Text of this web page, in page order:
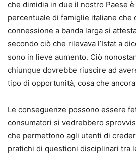
che dimidia in due il nostro Paese è
percentuale di famiglie italiane che
connessione a banda larga si
secondo ciò che rilevava l’Istat a
sono in lieve aumento. Ciò
chiunque dovrebbe riuscire ad
tipo di opportunità, cosa che
Le conseguenze possono essere
consumatori si vedrebbero
che permettono agli utenti di
pratichi di questioni disciplinari tra